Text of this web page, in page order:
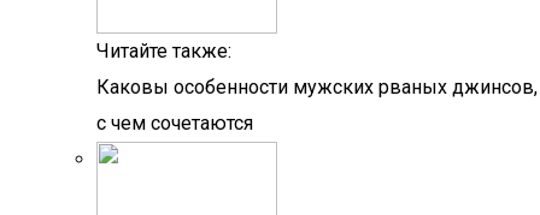
Читайте также:
Каковы особенности мужских рваных джинсов,
с чем сочетаются